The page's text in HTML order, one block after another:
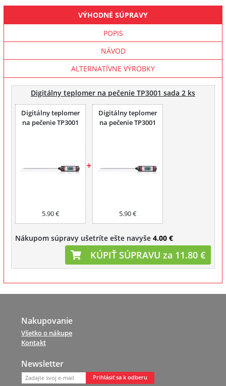
VÝHODNÉ SÚPRAVY
POPIS
NÁVOD
ALTERNATÍVNE VÝROBKY
Digitálny teplomer na pečenie TP3001 sada 2 ks
Digitálny teplomer
na pečenie TP3001
5.90 €
Digitálny teplomer
na pečenie TP3001
5.90 €
Nákupom súpravy ušetríte ešte navyše 4.00 €
KÚPIŤ SÚPRAVU za 11.80 €
Nakupovanie
Všetko o nákupe
Kontakt
Newsletter
Prihlásiť sa k odberu